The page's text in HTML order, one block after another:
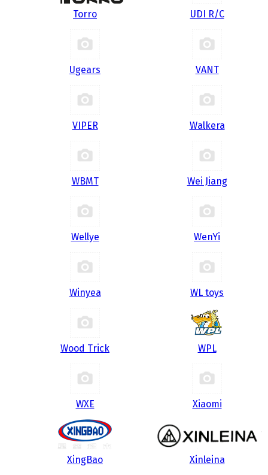
Torro UDI R/С
Ugears VANT
VIPER Walkera
WBMT Wei Jiang
Wellye WenYi
Winyea WL toys
Wood Trick WPL
WXE Xiaomi
XingBao Xinleina